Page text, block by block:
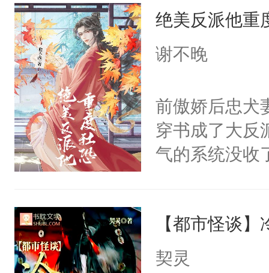
小白莲：“嘤
胡说，我没碰
不愧是大佬，
悉，嗷？这不
可以先看仙帝
人，最终坐上
病，一个个的
上了还是无动
间变脸背叛他
的恶事他都对
一个权力滔天
右男主又报
他说：【您
年，存活下
再说一遍。】
绝美反派他重
谢不晚
前傲娇后忠犬
穿书成了大反
气的系统没收
用见人，因
言神龙见首不
【都市怪谈
契灵